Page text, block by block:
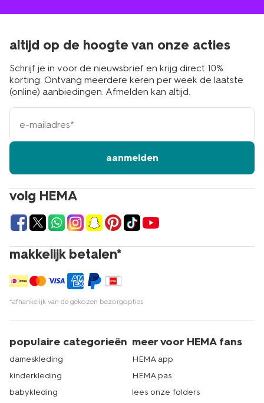
volg HEMA
makkelijk betalen*
*afhankelijk van de gekozen bezorgopties
altijd op de hoogte van onze acties
Schrijf je in voor de nieuwsbrief en krijg direct 10%
korting. Ontvang meerdere keren per week de laatste
(online) aanbiedingen. Afmelden kan altijd.
e-
mailadres
aanmelden
populaire categorieën
dameskleding
kinderkleding
babykleding
meer voor HEMA fans
HEMA app
HEMA pas
lees onze folders